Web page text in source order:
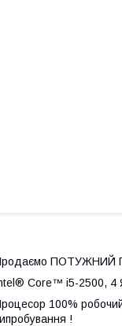
ПОТУЖНИЙ
Core™ i5-2500, 4
100%
!